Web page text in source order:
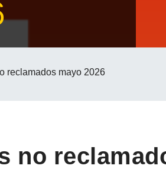
reclamados mayo 2026
no